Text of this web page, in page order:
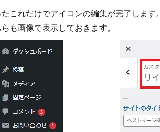
これだけでアイコンの編集が完了します。
も画像で表示しておきます。